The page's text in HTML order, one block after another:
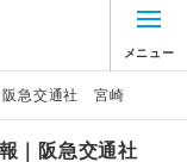
メニュー
阪急交通社 宮崎
｜阪急交通社